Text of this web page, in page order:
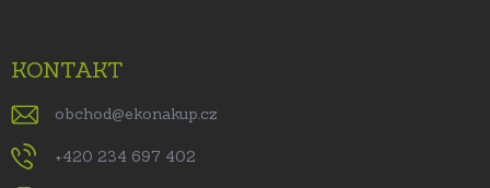
KONTAKT
obchod@ekonakup.cz
+420 234 697 402